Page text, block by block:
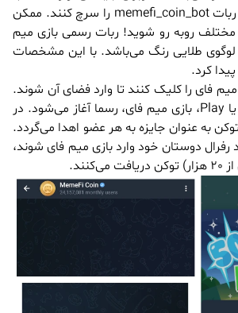
تلگرامی خود شوند و ربات memefi_coin_bot را سرچ کنند. ممکن
روبه رو شوید! ربات رسمی بازی میم
لوگوی طلایی رنگ می‌باشد. با این مشخصات
کرد.
فای را کلیک کنند تا وارد فضای آن شوند.
با انتخاب گزینه بازی یا Play، بازی میم فای، رسما آغاز می‌شود. در
20 هزار توکن به عنوان جایزه به هر عضو اهدا می‌گردد.
کد رفرال دوستان خود وارد بازی میم فای شوند،